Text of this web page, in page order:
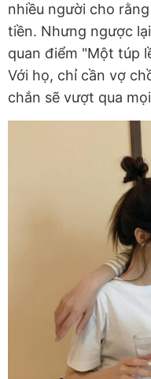
nhiều người cho
tiền. Nhưng ngược
quan điểm "Một túp
Với họ, chỉ cần vợ
chắn sẽ vượt qua